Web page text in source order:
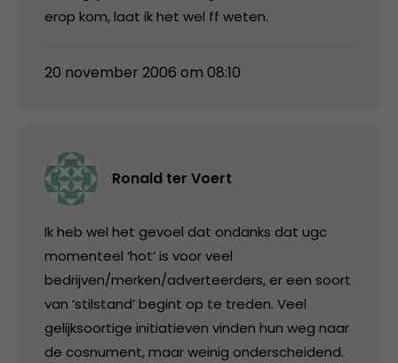
erop kom, laat ik het wel ff weten.
20 november 2006 om 08:10
Ronald ter Voert
Ik heb wel het gevoel dat ondanks dat ugc
momenteel ‘hot’ is voor veel
bedrijven/merken/adverteerders, er een soort
van ‘stilstand’ begint op te treden. Veel
gelijksoortige initiatieven vinden hun weg naar
de cosnument, maar weinig onderscheidend.